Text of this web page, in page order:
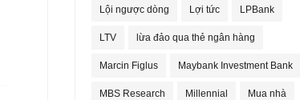
Lội ngược dòng Lợi tức LPBank
LTV lừa đảo qua thẻ ngân hàng
Marcin Figlus Maybank Investment Bank
MBS Research Millennial Mua nhà